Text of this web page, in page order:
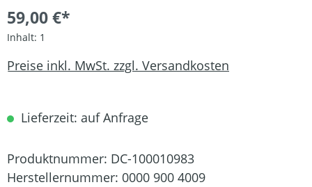
59,00 €*
Inhalt: 1
Preise inkl. MwSt. zzgl. Versandkosten
Lieferzeit: auf Anfrage
Produktnummer: DC-100010983
Herstellernummer: 0000 900 4009